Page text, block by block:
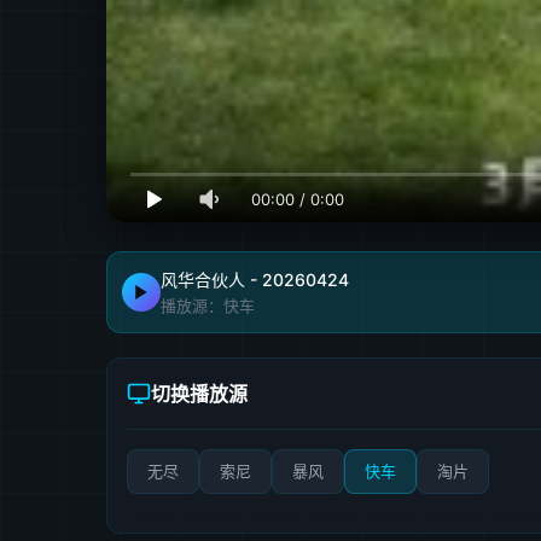
00:00 / 0:00
风华合伙人 - 20260424
播放源：快车
切换播放源
无尽 索尼 暴风 快车 淘片